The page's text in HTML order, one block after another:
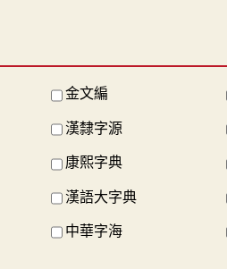
金文編
漢隸字源
康熙字典
漢語大字典
中華字海